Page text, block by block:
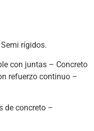
rígidos.
con juntas – Concreto
refuerzo continuo –
de concreto –